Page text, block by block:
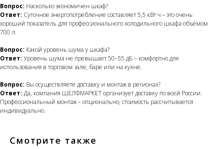
Вопрос: Насколько экономичен шкаф?
Ответ: Суточное энергопотребление составляет 5,5 кВт·ч – это очень
хороший показатель для профессионального холодильного шкафа объёмом
700 л.
Вопрос: Какой уровень шума у шкафа?
Ответ: Уровень шума не превышает 50–55 дБ – комфортно для
использования в торговом зале, баре или на кухне.
Вопрос: Вы осуществляете доставку и монтаж в регионах?
Ответ: Да, компания ШЕЛФМАРКЕТ организует доставку по всей России.
Профессиональный монтаж – опционально, стоимость рассчитывается
индивидуально.
Смотрите также